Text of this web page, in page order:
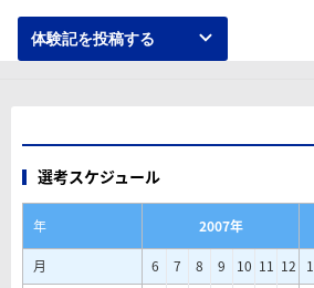
体験記を投稿する
選考スケジュール
年 2007年
月
6 7 8 9 10 11 12 1